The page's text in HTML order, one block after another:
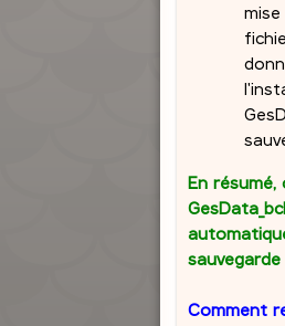
En
Comment